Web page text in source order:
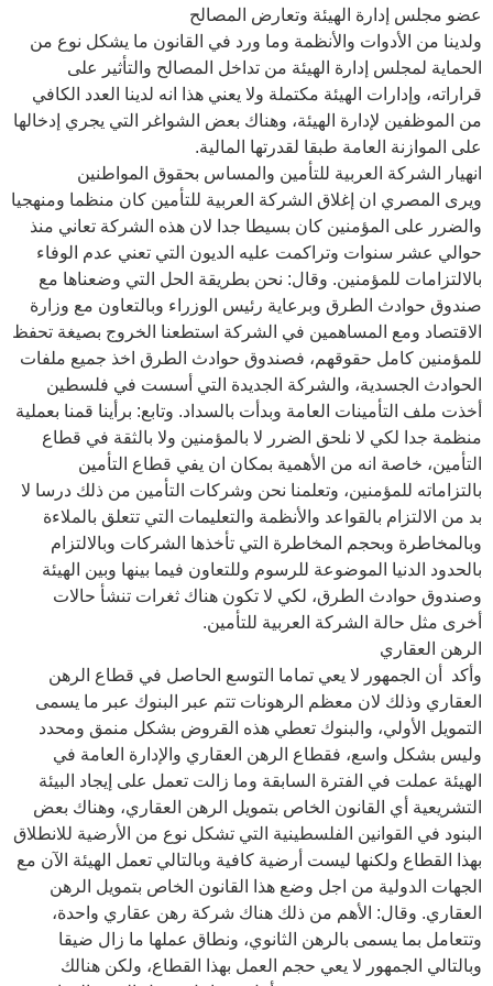
عضو مجلس إدارة الهيئة وتعارض المصالح
ولدينا من الأدوات والأنظمة وما ورد في القانون ما يشكل نوع من
الحماية لمجلس إدارة الهيئة من تداخل المصالح والتأثير على
قراراته، وإدارات الهيئة مكتملة ولا يعني هذا انه لدينا العدد الكافي
من الموظفين لإدارة الهيئة، وهناك بعض الشواغر التي يجري إدخالها
على الموازنة العامة طبقا لقدرتها المالية.
انهيار الشركة العربية للتأمين والمساس بحقوق المواطنين
ويرى المصري ان إغلاق الشركة العربية للتأمين كان منظما ومنهجيا
والضرر على المؤمنين كان بسيطا جدا لان هذه الشركة تعاني منذ
حوالي عشر سنوات وتراكمت عليه الديون التي تعني عدم الوفاء
بالالتزامات للمؤمنين. وقال: نحن بطريقة الحل التي وضعناها مع
صندوق حوادث الطرق وبرعاية رئيس الوزراء وبالتعاون مع وزارة
الاقتصاد ومع المساهمين في الشركة استطعنا الخروج بصيغة تحفظ
للمؤمنين كامل حقوقهم، فصندوق حوادث الطرق اخذ جميع ملفات
الحوادث الجسدية، والشركة الجديدة التي أسست في فلسطين
أخذت ملف التأمينات العامة وبدأت بالسداد. وتابع: برأينا قمنا بعملية
منظمة جدا لكي لا نلحق الضرر لا بالمؤمنين ولا بالثقة في قطاع
التأمين، خاصة انه من الأهمية بمكان ان يفي قطاع التأمين
بالتزاماته للمؤمنين، وتعلمنا نحن وشركات التأمين من ذلك درسا لا
بد من الالتزام بالقواعد والأنظمة والتعليمات التي تتعلق بالملاءة
وبالمخاطرة وبحجم المخاطرة التي تأخذها الشركات وبالالتزام
بالحدود الدنيا الموضوعة للرسوم وللتعاون فيما بينها وبين الهيئة
وصندوق حوادث الطرق، لكي لا تكون هناك ثغرات تنشأ حالات
أخرى مثل حالة الشركة العربية للتأمين.
الرهن العقاري
وأكد أن الجمهور لا يعي تماما التوسع الحاصل في قطاع الرهن
العقاري وذلك لان معظم الرهونات تتم عبر البنوك عبر ما يسمى
التمويل الأولي، والبنوك تعطي هذه القروض بشكل منمق ومحدد
وليس بشكل واسع، فقطاع الرهن العقاري والإدارة العامة في
الهيئة عملت في الفترة السابقة وما زالت تعمل على إيجاد البيئة
التشريعية أي القانون الخاص بتمويل الرهن العقاري، وهناك بعض
البنود في القوانين الفلسطينية التي تشكل نوع من الأرضية للانطلاق
بهذا القطاع ولكنها ليست أرضية كافية وبالتالي تعمل الهيئة الآن مع
الجهات الدولية من اجل وضع هذا القانون الخاص بتمويل الرهن
العقاري. وقال: الأهم من ذلك هناك شركة رهن عقاري واحدة،
وتتعامل بما يسمى بالرهن الثانوي، ونطاق عملها ما زال ضيقا
وبالتالي الجمهور لا يعي حجم العمل بهذا القطاع، ولكن هنالك